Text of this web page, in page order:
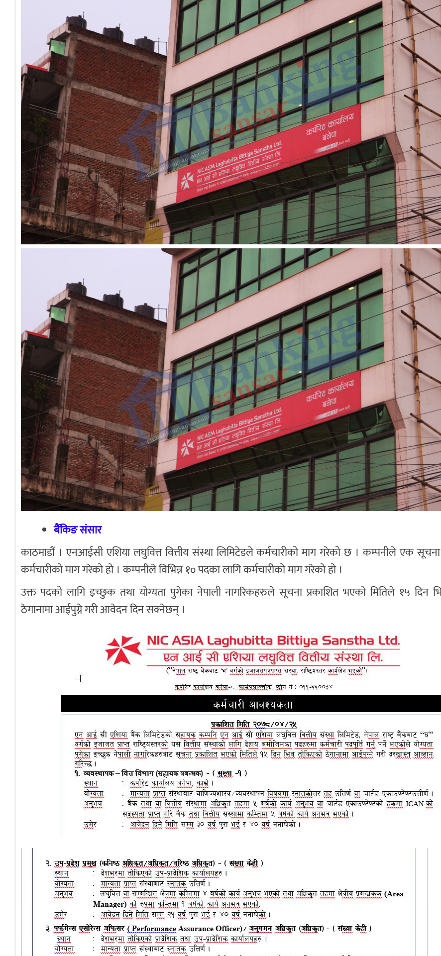
बैंकिङ संसार
काठमाडौं । एनआईसी एशिया लघुवित्त वित्तीय संस्था लिमिटेडले कर्मचारीको माग गरेको छ । कम्पनीले एक सूचना
कर्मचारीको माग गरेको हो । कम्पनीले विभिन्न १० पदका लागि कर्मचारीको माग गरेको हो ।
उक्त पदको लागि इच्छुक तथा योग्यता पुगेका नेपाली नागरिकहरुले सूचना प्रकाशित भएको मितिले १५ दिन
ठेगानामा आईपुग्ने गरी आवेदन दिन सक्नेछन् ।